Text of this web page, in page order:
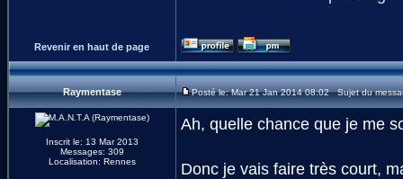
Revenir en haut de page
Raymentase Posté le: Mar 21 Jan 2014 08:02 Sujet du
Inscrit le: 13 Mar 2013
Messages: 309
Localisation: Rennes
Ah, quelle chance que je me
Donc je vais faire très court,